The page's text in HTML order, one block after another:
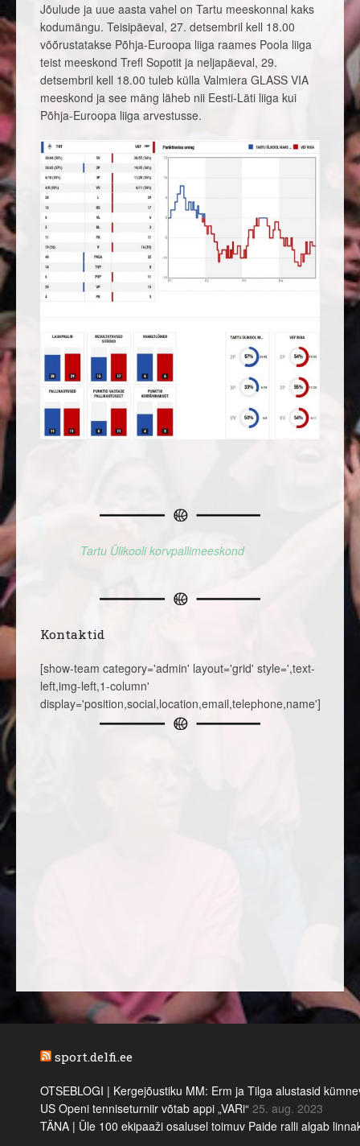
Jõulude ja uue aasta vahel on Tartu meeskonnal kaks
kodumängu. Teisipäeval, 27. detsembril kell 18.00
võõrustatakse Põhja-Euroopa liiga raames Poola liiga
teist meeskond Trefl Sopotit ja neljapäeval, 29.
detsembril kell 18.00 tuleb külla Valmiera GLASS VIA
meeskond ja see mäng läheb nii Eesti-Läti liiga kui
Põhja-Euroopa liiga arvestusse.
Tartu Ülikooli korvpallimeeskond
Kontaktid
[show-team category='admin' layout='grid' style=',text-
left,img-left,1-column'
display='position,social,location,email,telephone,name']
sport.delfi.ee
OTSEBLOGI | Kergejõustiku MM: Erm ja Tilga alustasid
US Openi tenniseturniir võtab appi „VARi“ 25. aug. 2023
TÄNA | Üle 100 ekipaaži osalusel toimuv Paide ralli algab